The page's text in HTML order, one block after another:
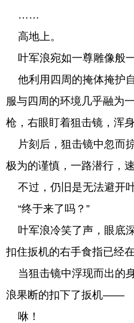
……
高地上。
叶军浪宛如一尊雕像般
他利用四周的掩体掩护
服与四周的环境几乎融为
枪，右眼盯着狙击镜，浑
片刻后，狙击镜中忽而
极为的谨慎，一路潜行，
不过，仍旧是无法避开
“终于来了吗？”
叶军浪冷笑了声，眼底
扣住扳机的右手食指已经
当狙击镜中浮现而出的
浪果断的扣下了扳机——
咻！